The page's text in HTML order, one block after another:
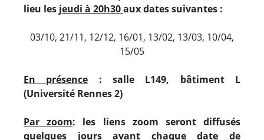
lieu les jeudi à 20h30aux dates suivantes :
03/10, 21/11, 12/12, 16/01, 13/02, 13/03, 10/04,
15/05
En présence : salle L149, bâtiment L
(Université Rennes 2)
Par zoom: les liens zoom seront diffusés
quelques jours avant chaque date de